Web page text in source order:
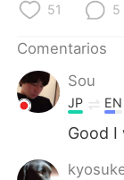
Indonesia
Türkçe
Português
51 5
Comentarios
Sou
JP EN
Good I